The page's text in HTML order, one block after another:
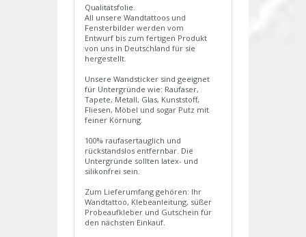
Qualitätsfolie.
All unsere Wandtattoos und
Fensterbilder werden vom
Entwurf bis zum fertigen Produkt
von uns in Deutschland für sie
hergestellt.
Unsere Wandsticker sind geeignet
für Untergründe wie: Raufaser,
Tapete, Metall, Glas, Kunststoff,
Fliesen, Möbel und sogar Putz mit
feiner Körnung.
100% raufasertauglich und
rückstandslos entfernbar. Die
Untergründe sollten latex- und
silikonfrei sein.
Zum Lieferumfang gehören: Ihr
Wandtattoo, Klebeanleitung, süßer
Probeaufkleber und Gutschein für
den nächsten Einkauf.